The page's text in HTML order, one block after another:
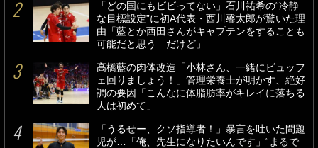
「どの国にもビビってない」石川祐希の“冷静
な目標設定”に初A代表・西川馨太郎が驚いた理
由「藍とか西田さんがキャプテンをすることも
可能だと思う…だけど」
高橋藍の肉体改造「小林さん、一緒にビュッフ
ェ回りましょう！」管理栄養士が明かす、絶好
調の要因「こんなに体脂肪率がキレイに落ちる
人は初めて」
「うるせー、クソ指導者！」暴言を吐いた問題
児が…「俺、先生になりたいんです」“まるで